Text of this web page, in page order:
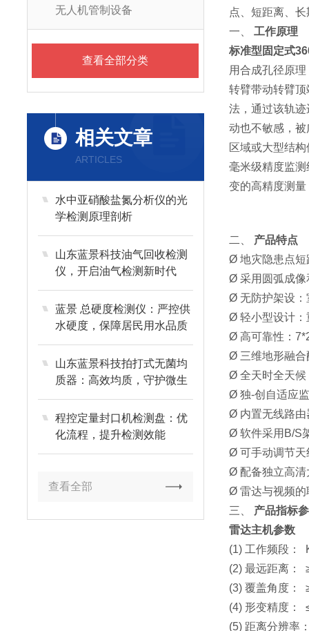
无人机管制设备
查看全部分类
相关文章
ARTICLES
水中亚硝酸盐氮分析仪的光
学检测原理剖析
山东蓝景科技油气回收检测
仪，开启油气检测新时代
蓝景 总硬度检测仪：严控供
水硬度，保障居民用水品质
山东蓝景科技拍打式无菌均
质器：高效均质，守护微生
物分析
程控定量封口机检测盘：优
化流程，提升检测效能
查看全部
点、短距离、
一、工作原理
标准型固定式
用合成孔径原
转臂带动转臂
法，通过该轨
动也不敏感，
区域或大型结
毫米级精度监
变的高精度测
二、 产品特点
Ø 地灾隐患点短
Ø 采用圆弧成像
Ø 无防护架设
Ø 轻小型设计：
Ø 高可靠性：
Ø 三维地形融
Ø 全天时全天候
Ø 独-创自适应
Ø 内置无线路由
Ø 软件采用B/S
Ø 可手动调节天
Ø 配备独立高清
Ø 雷达与视频的
三、 产品指标
雷达主机参数
(1) 工作频段：
(2) 最远距离：
(3) 覆盖角度：
(4) 形变精度：
(5) 距离分辨率